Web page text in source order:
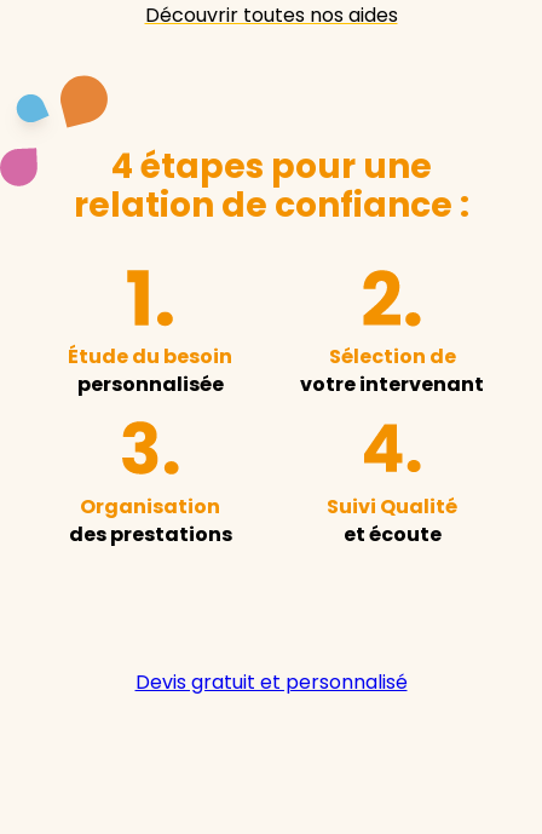
Découvrir toutes nos aides
4 étapes pour une
relation de confiance :
Étude du besoin
personnalisée
Sélection de
votre intervenant
Organisation
des prestations
Suivi Qualité
et écoute
Devis gratuit et personnalisé